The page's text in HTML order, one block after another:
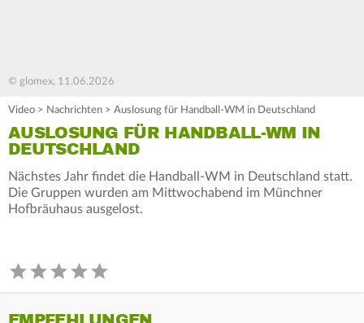
© glomex, 11.06.2026
Video > Nachrichten > Auslosung für Handball-WM in Deutschland
AUSLOSUNG FÜR HANDBALL-WM IN
DEUTSCHLAND
Nächstes Jahr findet die Handball-WM in Deutschland statt.
Die Gruppen wurden am Mittwochabend im Münchner
Hofbräuhaus ausgelost.